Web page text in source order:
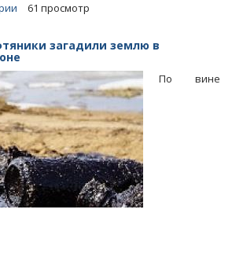
61 просмотр
загадили землю в
По вине